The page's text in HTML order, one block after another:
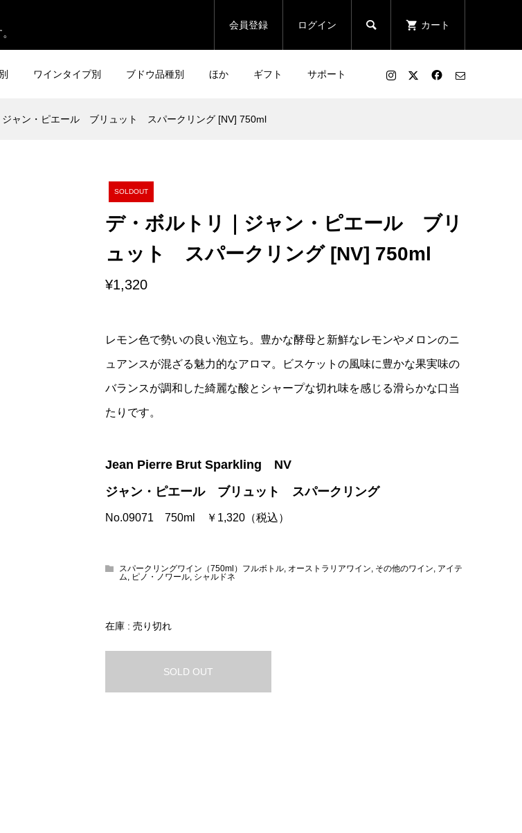
会員登録 ログイン  カート
ワインタイプ別 ブドウ品種別 ほか ギフト サポート
ジャン・ピエール ブリュット スパークリング [NV] 750ml
SOLDOUT
デ・ボルトリ｜ジャン・ピエール ブリ
ュット スパークリング [NV] 750ml
¥1,320
レモン色で勢いの良い泡立ち。豊かな酵母と新鮮なレモンやメロンのニ
ュアンスが混ざる魅力的なアロマ。ビスケットの風味に豊かな果実味の
バランスが調和した綺麗な酸とシャープな切れ味を感じる滑らかな口当
たりです。
Jean Pierre Brut Sparkling NV
ジャン・ピエール ブリュット スパークリング
No.09071 750ml ￥1,320（税込）
スパークリングワイン（750ml）フルボトル, オーストラリアワイン その他のワイン アイテ
ム
ピノ・ノワール, シャルドネ
在庫 : 売り切れ
SOLD OUT